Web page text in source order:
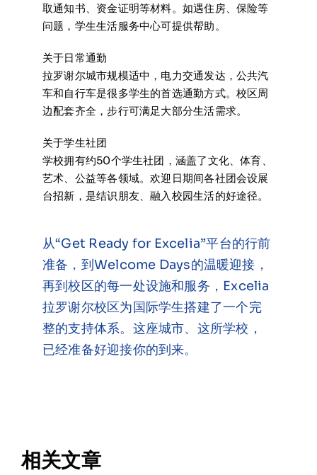
取通知书、资金证明等材料。如遇住房、保险等
问题，学生生活服务中心可提供帮助。
关于日常通勤
拉罗谢尔城市规模适中，电力交通发达，公共汽
车和自行车是很多学生的首选通勤方式。校区周
边配套齐全，步行可满足大部分生活需求。
关于学生社团
学校拥有约50个学生社团，涵盖了文化、体育、
艺术、公益等各领域。欢迎日期间各社团会设展
台招新，是结识朋友、融入校园生活的好途径。
从“Get Ready for Excelia”平台的行前
准备，到Welcome Days的温暖迎接，
再到校区的每一处设施和服务，Excelia
拉罗谢尔校区为国际学生搭建了一个完
整的支持体系。这座城市、这所学校，
已经准备好迎接你的到来。
相关文章